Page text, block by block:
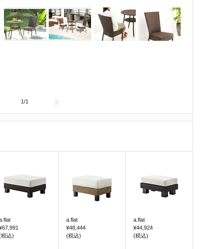
1/1
税込)
a.flat
¥48,444
(税込)
a.flat
¥44,924
(税込)